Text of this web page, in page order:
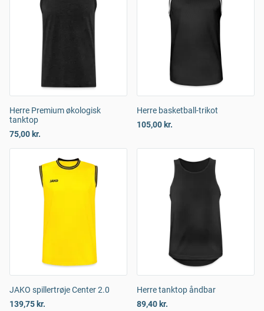
Herre Premium økologisk
tanktop
75,00 kr.
Herre basketball-trikot
105,00 kr.
JAKO spillertrøje Center 2.0
139,75 kr.
Herre tanktop åndbar
89,40 kr.